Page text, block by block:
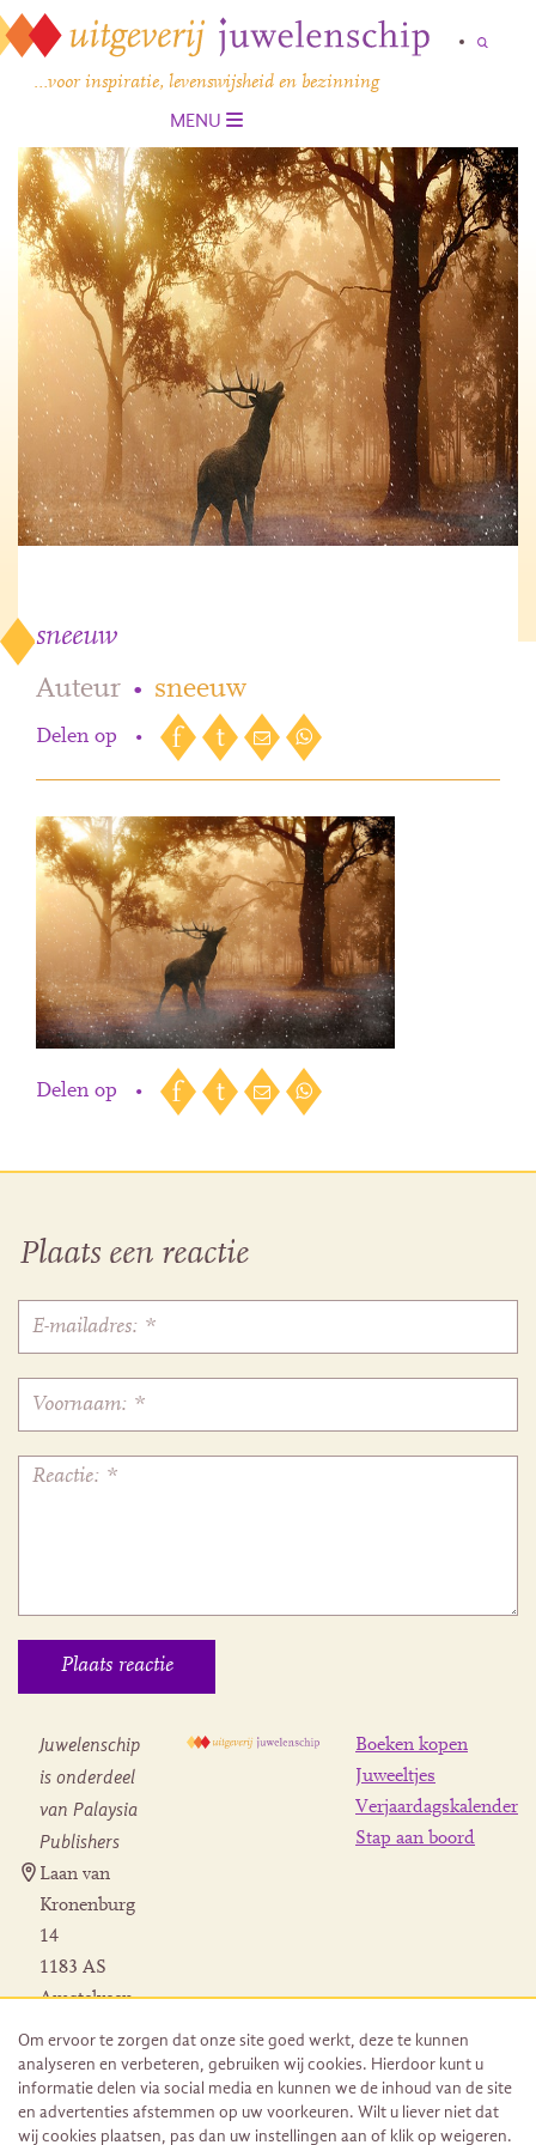
…voor inspiratie, levenswijsheid en bezinning
MENU
sneeuw
Auteur • sneeuw
Delen op •
Delen op •
Plaats een reactie
Juwelenschip
is onderdeel
van Palaysia
Publishers
Laan van
Kronenburg
14
1183 AS
Amstelveen
Herroeping
bestelling
Boeken kopen
Juweeltjes
Verjaardagskalender
Stap aan boord
Om ervoor te zorgen dat onze site goed werkt, deze te kunnen
analyseren en verbeteren, gebruiken wij cookies. Hierdoor kunt u
informatie delen via social media en kunnen we de inhoud van de site
en advertenties afstemmen op uw voorkeuren. Wilt u liever niet dat
wij cookies plaatsen, pas dan uw instellingen aan of klik op weigeren.